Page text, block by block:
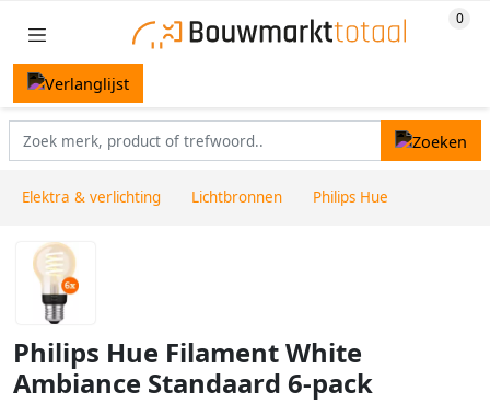
Elektra & verlichting Lichtbronnen Philips Hue
Philips Hue Filament White
Ambiance Standaard 6-pack